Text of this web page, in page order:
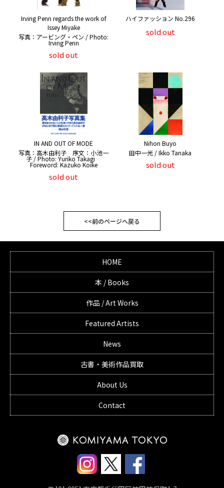
Irving Penn regards the work of
Issey Miyake
写真：アービング・ペン / Photo:
Irving Penn
sold out
ハイファッション No.296
sold out
IN AND OUT OF MODE
写真：高木由利子 序文：小池一
子 / Photo: Yuriko Takagi
Foreword: Kazuko Koike
sold out
Nihon Buyo
田中一光 / Ikko Tanaka
sold out
<<前のページへ戻る
HOME
本 / Books
作品 / Art Works
Featured Artists
News
古書・美術作品買取
About Us
Contact